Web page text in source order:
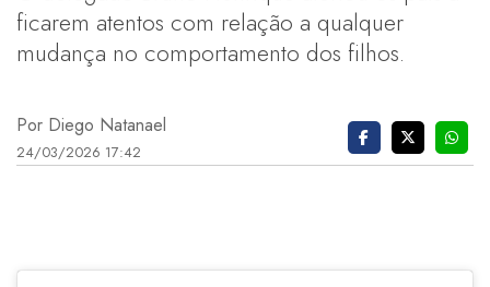
ficarem atentos com relação a qualquer
mudança no comportamento dos filhos.
Por Diego Natanael
24/03/2026 17:42